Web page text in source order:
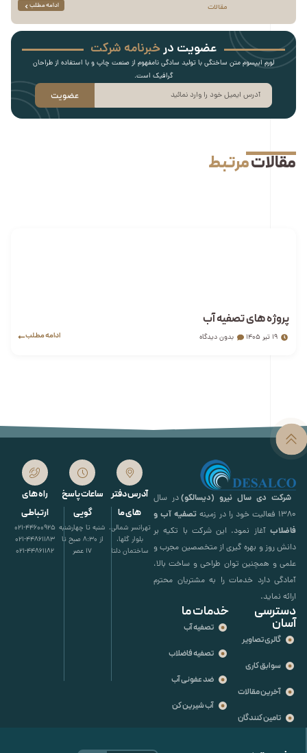
مقالات ادامه مطلب
عضویت درخبرنامه شرکت
لورم ایپسوم متن ساختگی با تولید سادگی نامفهوم از صنعت چاپ و با استفاده از طراحان
گرافیک است.
عضویت
مقالاتمرتبط
پروژه های تصفیه آب
۱۹ تیر ۱۴۰۵ بدون دیدگاه ادامه مطلب
شرکت دی سال نیرو (دیسالکو)در سال
۱۳۸۰ فعالیت خود را در زمینه
تصفیه آب و
فاضلاب آغاز نمود. این شرکت با تکیه بر
دانش روز و بهره گیری از متخصصین مجرب و
علمی و همچنین توان طراحی و ساخت بالا،
آمادگی دارد خدمات را به مشتریان محترم
ارائه نماید.
دسترسی
آسان
گالری تصاویر
سوابق کاری
آخرین مقالات
تامین کنندگان
خدمات ما
تصفیه آب
تصفیه فاضلاب
ضد عفونی آب
آب شیرین کن
آدرس دفتر
های ما
تهرانسر شمالی،
بلوار گلها،
ساختمان دلتا
ساعات پاسخ
گویی
شنبه تا چهارشنبه
از 8:30 صبح تا
17 عصر
راه های
ارتباطی
021-44600925
021-44861183
021-44861182